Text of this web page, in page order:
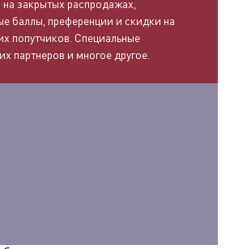
закрытых распродажах,
баллы, преференции и скидки на
попутчиков. Специальные
партнеров и многое другое.